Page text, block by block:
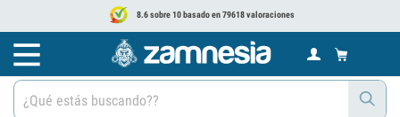
8.6 sobre 10 basado en 79618 valoraciones